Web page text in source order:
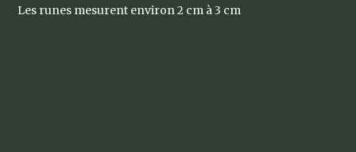
Les runes mesurent environ 2 cm à 3 cm